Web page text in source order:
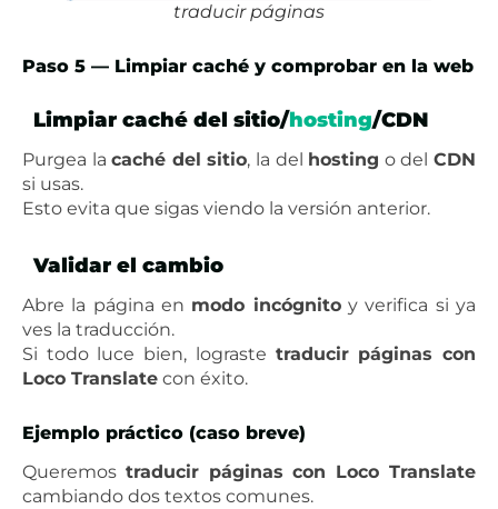
traducir páginas
Paso 5 — Limpiar caché y comprobar en la web
Limpiar caché del sitio/hosting/CDN
Purgea lacaché del sitio, la del hosting o delCDN
si usas.
Esto evita que sigas viendo la versión anterior.
Validar el cambio
Abre la página en modo incógnitoy verifica si ya
ves la traducción.
Si todo luce bien, lograste traducir páginas con
Loco Translate con éxito.
Ejemplo práctico (caso breve)
Queremos traducir páginas con Loco Translate
cambiando dos textos comunes.